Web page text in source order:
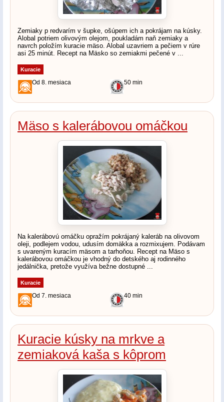
Zemiaky p redvarím v šupke, ošúpem ich a pokrájam na kúsky.
Alobal potriem olivovým olejom, poukladám naň zemiaky a
navrch položím kuracie mäso. Alobal uzavriem a pečiem v rúre
asi 25 minút. Recept na Mäsko so zemiakmi pečené v ...
Kuracie
Od 8. mesiaca 50 min
Mäso s kalerábovou omáčkou
Na kalerábovú omáčku opražím pokrájaný kaleráb na olivovom
oleji, podlejem vodou, udusím domäkka a rozmixujem. Podávam
s uvareným kuracím mäsom a tarhoňou. Recept na Mäso s
kalerábovou omáčkou je vhodný do detského aj rodinného
jedálnička, pretože využíva bežne dostupné ...
Kuracie
Od 7. mesiaca 40 min
Kuracie kúsky na mrkve a
zemiaková kaša s kôprom